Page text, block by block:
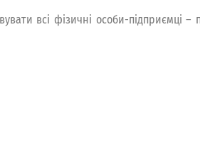
всі фізичні особи-підприємці